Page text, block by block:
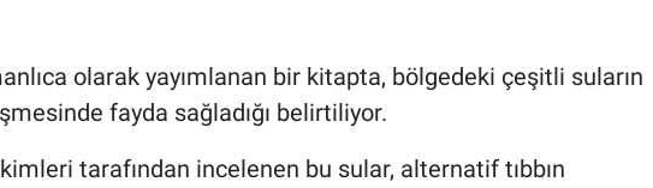
olarak yayımlanan bir kitapta, bölgedeki çeşitli suların
fayda sağladığı belirtiliyor.
tarafından incelenen bu sular, alternatif tıbbın